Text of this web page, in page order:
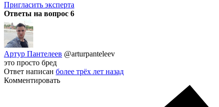
Пригласить эксперта
Ответы на вопрос 6
Артур Пантелеев @arturpanteleev
это просто бред
Ответ написан более трёх лет назад
Комментировать